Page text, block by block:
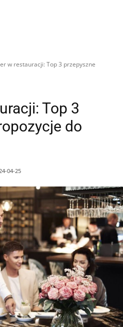
w restauracji: Top 3 przepyszne
Top 3
do
04-25